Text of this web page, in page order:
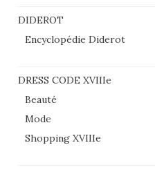
DIDEROT
Encyclopédie Diderot
DRESS CODE XVIIIe
Beauté
Mode
Shopping XVIIIe